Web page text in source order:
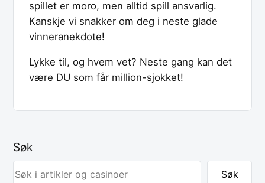
spillet er moro, men alltid spill ansvarlig.
Kanskje vi snakker om deg i neste glade
vinneranekdote!
Lykke til, og hvem vet? Neste gang kan det
være DU som får million-sjokket!
Søk
Søk